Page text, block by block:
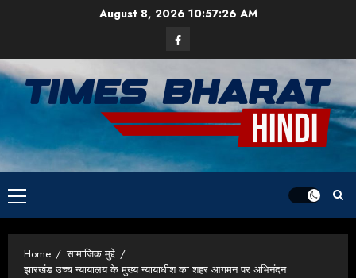
August 8, 202610:57:27 AM
Facebook
Primary
Menu
Home
सामाजिक मुद्दे
झारखंड उच्च न्यायालय के मुख्य न्यायाधीश का शहर आगमन पर अभिनंदन